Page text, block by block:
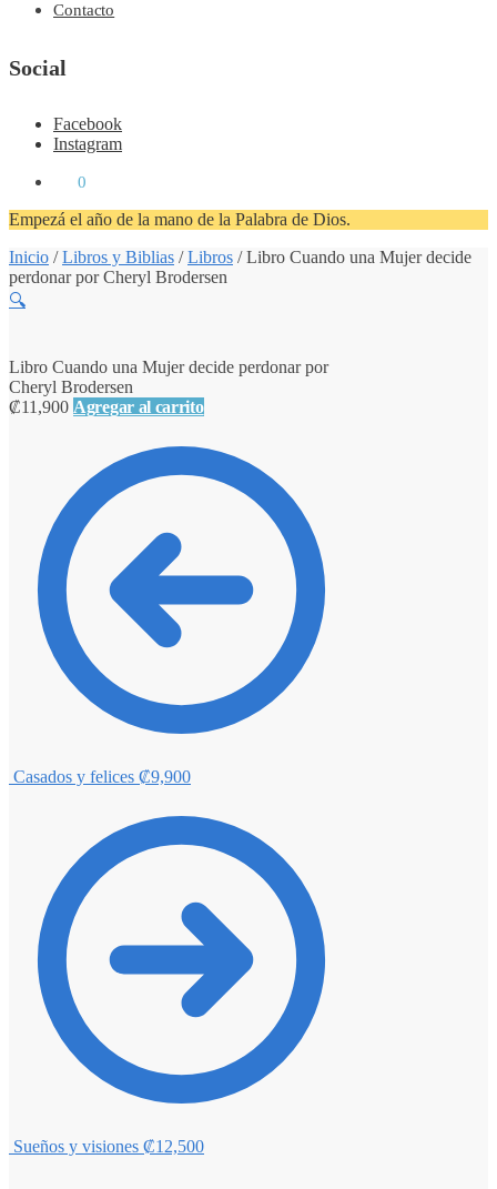
Contacto
Social
Facebook
Instagram
0
Empezá el año de la mano de la Palabra de Dios.
Inicio /Libros y Biblias /Libros /Libro Cuando una Mujer decide
perdonar por Cheryl Brodersen
🔍
Libro Cuando una Mujer decide perdonar por
Cheryl Brodersen
₡11,900 Agregar al carrito
Casados y felices ₡9,900
Sueños y visiones ₡12,500